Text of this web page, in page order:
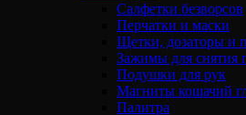
Салфетки безворсов
Перчатки и маски
Щетки, дозаторы и
Зажимы для снятия
Подушки для рук
Магниты кошачий
Палитра